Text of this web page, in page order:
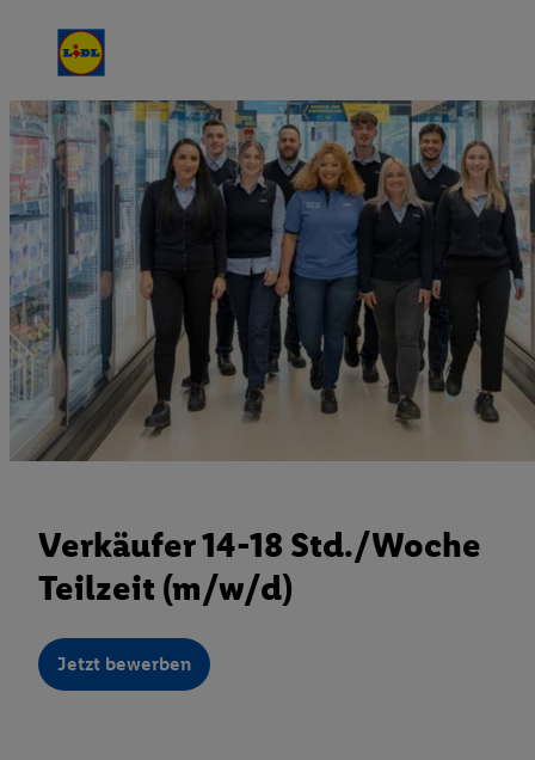
Verkäufer 14-18 Std./Woche
Teilzeit (m/w/d)
Jetzt bewerben